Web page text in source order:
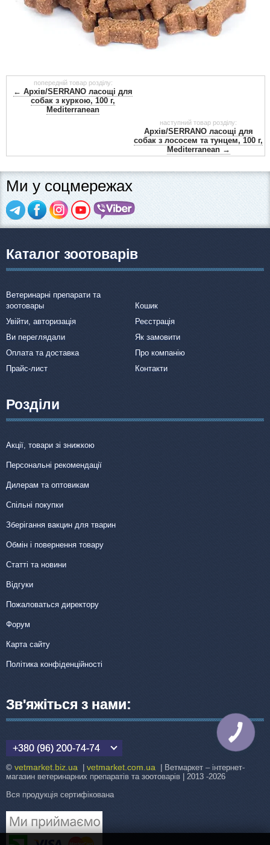
попередній товар розділу:
← Архів/SERRANO ласощі для
собак з куркою, 100 г,
Mediterranean
наступний товар розділу:
Архів/SERRANO ласощі для
собак з лососем та тунцем, 100 г,
Mediterranean →
Ми у соцмережах
Каталог зоотоварів
Ветеринарні препарати та
зоотовары
Кошик
Увійти, авторизація
Реєстрація
Ви переглядали
Як замовити
Оплата та доставка
Про компанію
Прайс-лист
Контакти
Розділи
Акції, товари зі знижкою
Персональні рекомендації
Дилерам та оптовикам
Спільні покупки
Зберігання вакцин для тварин
Обмін і повернення товару
Статті та новини
Відгуки
Пожаловаться директору
Форум
Карта сайту
Політика конфіденційності
Зв'яжіться з нами:
+380 (96) 200-74-74
© vetmarket.biz.ua | vetmarket.com.ua | Ветмаркет – інтернет-
магазин ветеринарних препаратів та зоотоварів | 2013 -2026
Вся продукція сертифікована
КНОПКА
ЗВ'ЯЗКУ